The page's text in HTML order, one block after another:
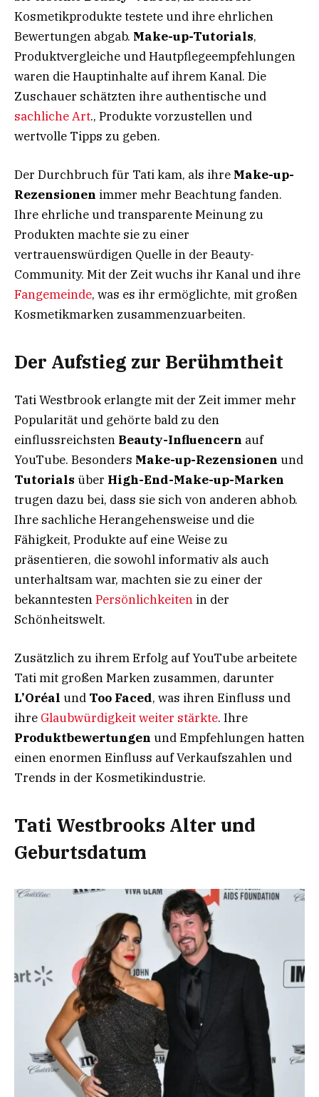
Kosmetikprodukte testete und ihre ehrlichen
Bewertungen abgab. Make-up-Tutorials,
Produktvergleiche und Hautpflegeempfehlungen
waren die Hauptinhalte auf ihrem Kanal. Die
Zuschauer schätzten ihre authentische und
sachliche Art., Produkte vorzustellen und
wertvolle Tipps zu geben.
Der Durchbruch für Tati kam, als ihre Make-up-
Rezensionen immer mehr Beachtung fanden.
Ihre ehrliche und transparente Meinung zu
Produkten machte sie zu einer
vertrauenswürdigen Quelle in der Beauty-
Community. Mit der Zeit wuchs ihr Kanal und ihre
Fangemeinde, was es ihr ermöglichte, mit großen
Kosmetikmarken zusammenzuarbeiten.
Der Aufstieg zur Berühmtheit
Tati Westbrook erlangte mit der Zeit immer mehr
Popularität und gehörte bald zu den
einflussreichsten Beauty-Influencern auf
YouTube. Besonders Make-up-Rezensionen und
Tutorials über High-End-Make-up-Marken
trugen dazu bei, dass sie sich von anderen abhob.
Ihre sachliche Herangehensweise und die
Fähigkeit, Produkte auf eine Weise zu
präsentieren, die sowohl informativ als auch
unterhaltsam war, machten sie zu einer der
bekanntestenPersönlichkeiten in der
Schönheitswelt.
Zusätzlich zu ihrem Erfolg auf YouTube arbeitete
Tati mit großen Marken zusammen, darunter
L’Oréal und Too Faced, was ihren Einfluss und
ihre Glaubwürdigkeit weiter stärkte. Ihre
Produktbewertungen und Empfehlungen hatten
einen enormen Einfluss auf Verkaufszahlen und
Trends in der Kosmetikindustrie.
Tati Westbrooks Alter und
Geburtsdatum